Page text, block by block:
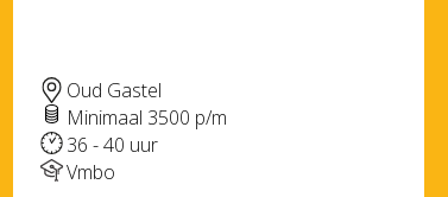
Oud Gastel
Minimaal 3500 p/m
36 - 40 uur
Vmbo